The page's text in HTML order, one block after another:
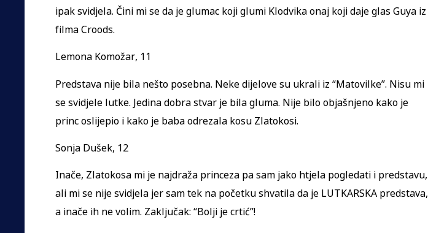
ipak svidjela. Čini mi se da je glumac koji glumi Klodvika onaj koji daje glas Guya iz
filma Croods.
Lemona Komožar, 11
Predstava nije bila nešto posebna. Neke dijelove su ukrali iz “Matovilke”. Nisu mi
se svidjele lutke. Jedina dobra stvar je bila gluma. Nije bilo objašnjeno kako je
princ oslijepio i kako je baba odrezala kosu Zlatokosi.
Sonja Dušek, 12
Inače, Zlatokosa mi je najdraža princeza pa sam jako htjela pogledati i predstavu,
ali mi se nije svidjela jer sam tek na početku shvatila da je LUTKARSKA predstava,
a inače ih ne volim. Zaključak: “Bolji je crtić”!